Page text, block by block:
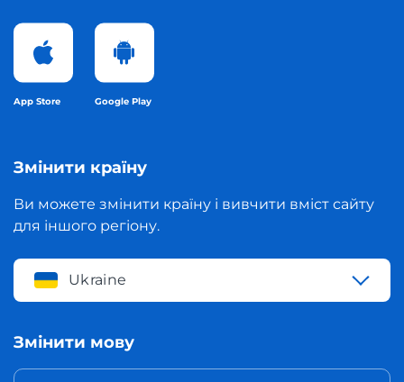
App Store Google Play
Змінити країну
Ви можете змінити країну і вивчити вміст сайту
для іншого регіону.
Ukraine
Змінити мову